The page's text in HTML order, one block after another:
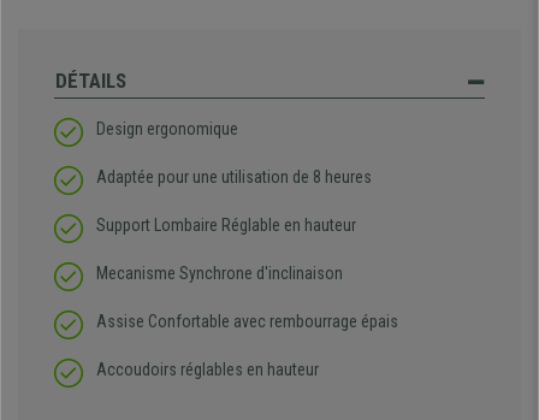
DÉTAILS
Design ergonomique
Adaptée pour une utilisation de 8 heures
Support Lombaire Réglable en hauteur
Mecanisme Synchrone d'inclinaison
Assise Confortable avec rembourrage épais
Accoudoirs réglables en hauteur